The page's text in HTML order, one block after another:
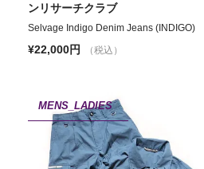
ンリサーチクラブ
Selvage Indigo Denim Jeans (INDIGO)
¥22,000円 （税込）
MENS_LADIES